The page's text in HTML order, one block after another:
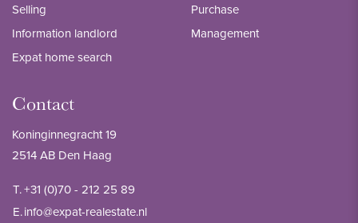
Selling
Information landlord
Expat home search
Purchase
Management
Contact
Koninginnegracht 19
2514 AB Den Haag
T.+31 (0)70 - 212 25 89
E.info@expat-realestate.nl